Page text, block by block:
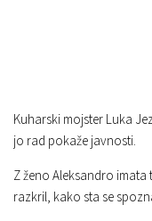
Kuharski mojster Luka
jo rad pokaže javnosti.
Z ženo Aleksandro
razkril, kako sta se